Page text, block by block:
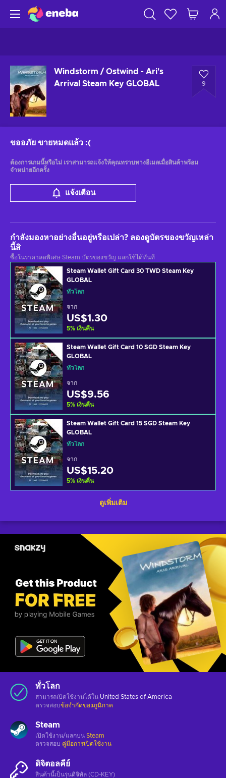
Windstorm / Ostwind - Ari's
Arrival Steam Key GLOBAL
9
ขออภัย ขายหมดแล้ว :(
ต้องการเกมนี้หรือไม่ เราสามารถแจ้งให้คุณทราบทางอีเมลเมื่อสินค้าพร้อม
จำหน่ายอีกครั้ง
แจ้งเตือน
กำลังมองหาอย่างอื่นอยู่หรือเปล่า? ลองดูบัตรของขวัญเหล่า
นี้สิ
ซื้อในราคาลดพิเศษ Steam บัตรของขวัญ แลกใช้ได้ทันที
Steam Wallet Gift Card 30 TWD Steam Key
GLOBAL
ทั่วโลก
จาก
US$1.30
5% เงินคืน
Steam Wallet Gift Card 10 SGD Steam Key
GLOBAL
ทั่วโลก
จาก
US$9.56
5% เงินคืน
Steam Wallet Gift Card 15 SGD Steam Key
GLOBAL
ทั่วโลก
จาก
US$15.20
5% เงินคืน
ดูเพิ่มเติม
ทั่วโลก
สามารถเปิดใช้งานได้ใน United States of America
ตรวจสอบข้อจำกัดของภูมิภาค
Steam
เปิดใช้งาน/แลกบน Steam
ตรวจสอบ คู่มือการเปิดใช้งาน
ดิจิตอลคีย์
สินค้านี้เป็นรุ่นดิจิทัล (CD-KEY)